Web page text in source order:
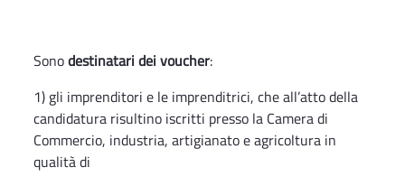
Sonodestinatari dei voucher:
1) gli imprenditori e le imprenditrici, che all’atto della
candidatura risultino iscritti presso la Camera di
Commercio, industria, artigianato e agricoltura in
qualità di